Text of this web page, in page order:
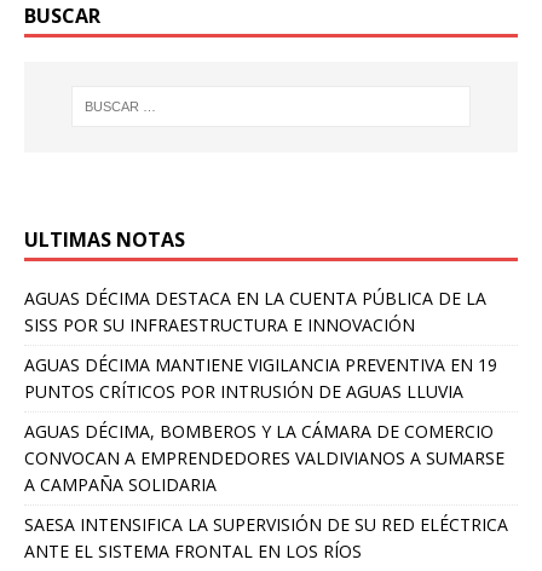
BUSCAR
ULTIMAS NOTAS
AGUAS DÉCIMA DESTACA EN LA CUENTA PÚBLICA DE LA
SISS POR SU INFRAESTRUCTURA E INNOVACIÓN
AGUAS DÉCIMA MANTIENE VIGILANCIA PREVENTIVA EN 19
PUNTOS CRÍTICOS POR INTRUSIÓN DE AGUAS LLUVIA
AGUAS DÉCIMA, BOMBEROS Y LA CÁMARA DE COMERCIO
CONVOCAN A EMPRENDEDORES VALDIVIANOS A SUMARSE
A CAMPAÑA SOLIDARIA
SAESA INTENSIFICA LA SUPERVISIÓN DE SU RED ELÉCTRICA
ANTE EL SISTEMA FRONTAL EN LOS RÍOS